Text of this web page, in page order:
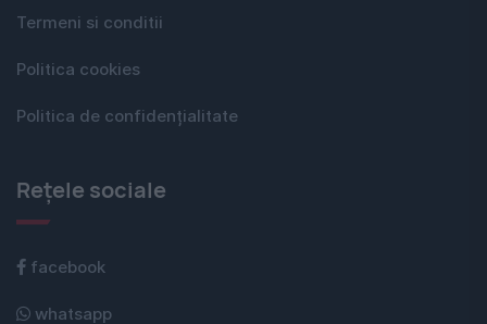
Termeni si conditii
Politica cookies
Politica de confidențialitate
Rețele sociale
facebook
whatsapp